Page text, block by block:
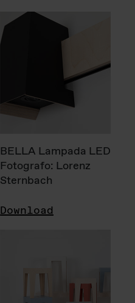
BELLA Lampada LED
Fotografo: Lorenz
Sternbach
Download